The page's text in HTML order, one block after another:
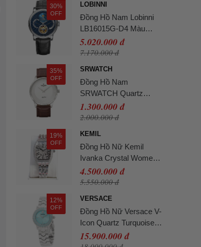
30%
OFF
LOBINNI
Đồng Hồ Nam Lobinni
LB16015G-D4 Màu
Xanh Đen
5.020.000 đ
7.170.000 đ
35%
OFF
SRWATCH
Đồng Hồ Nam
SRWATCH Quartz
Watch SG3004.4102CV
Màu Bạc - Nâu
1.300.000 đ
2.000.000 đ
19%
OFF
KEMIL
Đồng Hồ Nữ Kemil
Ivanka Crystal Women’s
Watch KM2601 36mm
Màu Bạc
4.500.000 đ
5.550.000 đ
12%
OFF
VERSACE
Đồng Hồ Nữ Versace V-
Icon Quartz Turquoise
Dial Ladies Watch
VEUCA0324 Màu Xanh
15.900.000 đ